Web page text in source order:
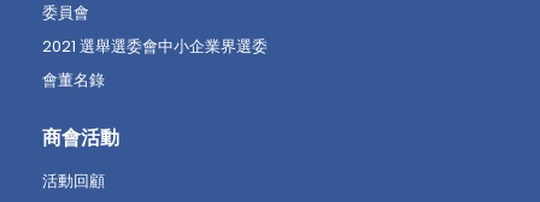
委員會
2021 選舉選委會中小企業界選委
會董名錄
商會活動
活動回顧